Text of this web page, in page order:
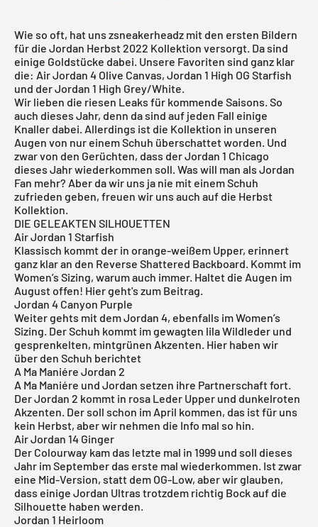
Wie so oft, hat uns zsneakerheadz mit den ersten Bildern
für die Jordan Herbst 2022 Kollektion versorgt. Da sind
einige Goldstücke dabei. Unsere Favoriten sind ganz klar
die: Air Jordan 4 Olive Canvas, Jordan 1 High OG Starfish
und der Jordan 1 High Grey/White.
Wir lieben die riesen Leaks für kommende Saisons. So
auch dieses Jahr, denn da sind auf jeden Fall einige
Knaller dabei. Allerdings ist die Kollektion in unseren
Augen von nur einem Schuh überschattet worden. Und
zwar von den Gerüchten, dass der Jordan 1 Chicago
dieses Jahr wiederkommen soll. Was will man als Jordan
Fan mehr? Aber da wir uns ja nie mit einem Schuh
zufrieden geben, freuen wir uns auch auf die Herbst
Kollektion.
DIE GELEAKTEN SILHOUETTEN
Air Jordan 1 Starfish
Klassisch kommt der in orange-weißem Upper, erinnert
ganz klar an den Reverse Shattered Backboard. Kommt im
Women’s Sizing, warum auch immer. Haltet die Augen im
August offen! Hiergeht's zum Beitrag.
Jordan 4 Canyon Purple
Weiter gehts mit dem Jordan 4, ebenfalls im Women’s
Sizing. Der Schuh kommt im gewagten lila Wildleder und
gesprenkelten, mintgrünen Akzenten. Hier haben wir
über den Schuh berichtet
A Ma Maniére Jordan 2
A Ma Maniére und Jordan setzen ihre Partnerschaft fort.
Der Jordan 2 kommt in rosa Leder Upper und dunkelroten
Akzenten. Der soll schon im April kommen, das ist für uns
kein Herbst, aber wir nehmen die Info mal so hin.
Air Jordan 14 Ginger
Der Colourway kam das letzte mal in 1999 und soll dieses
Jahr im September das erste mal wiederkommen. Ist zwar
eine Mid-Version, statt dem OG-Low, aber wir glauben,
dass einige Jordan Ultras trotzdem richtig Bock auf die
Silhouette haben werden.
Jordan 1 Heirloom